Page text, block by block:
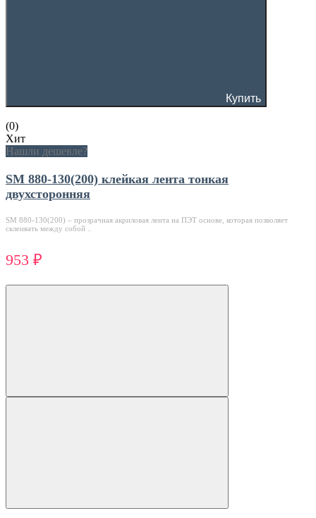
Купить
(0)
Хит
Нашли дешевле?
SM 880-130(200) клейкая лента тонкая
двухсторонняя
SM 880-130(200) – прозрачная акриловая лента на ПЭТ основе, которая позволяет
склеивать между собой ..
953 ₽